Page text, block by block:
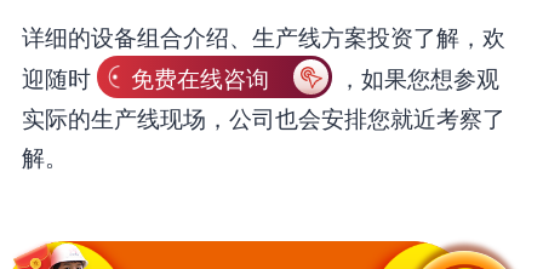
详细的设备组合介绍、生产线方案投资了解，欢
迎随时
免费在线咨询
，如果您想参观
实际的生产线现场，公司也会安排您就近考察了
解。